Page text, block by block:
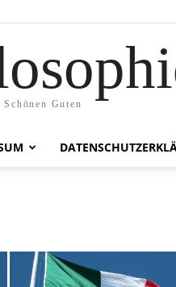
Schönen Guten